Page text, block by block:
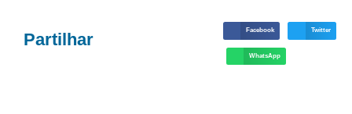
Partilhar Facebook Twitter
WhatsApp